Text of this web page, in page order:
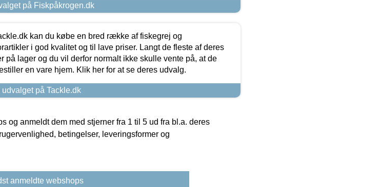
på Fiskpåkrogen.dk
kan du købe en bred række af fiskegrej og
i god kvalitet og til lave priser. Langt de fleste af deres
på lager og du vil derfor normalt ikke skulle vente på, at de
en vare hjem. Klik her for at se deres udvalg.
udvalget på Tackle.dk
og anmeldt dem med stjerner fra 1 til 5 ud fra bl.a. deres
betingelser, leveringsformer og
anmeldte webshops